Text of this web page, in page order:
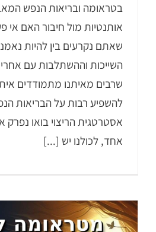
בטראומה ובריאות הנפש
אותנטיות מול חיבור האם
שאתם נקרעים בין להיות
השייכות וההשתלבות עם
שרבים מאיתנו מתמודדים
להשפיע רבות על הבריאות
אסטרטגית הריצוי בואו
אחד, לכולנו יש [...]